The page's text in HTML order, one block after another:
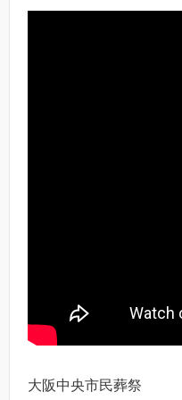
大阪中央市民葬祭